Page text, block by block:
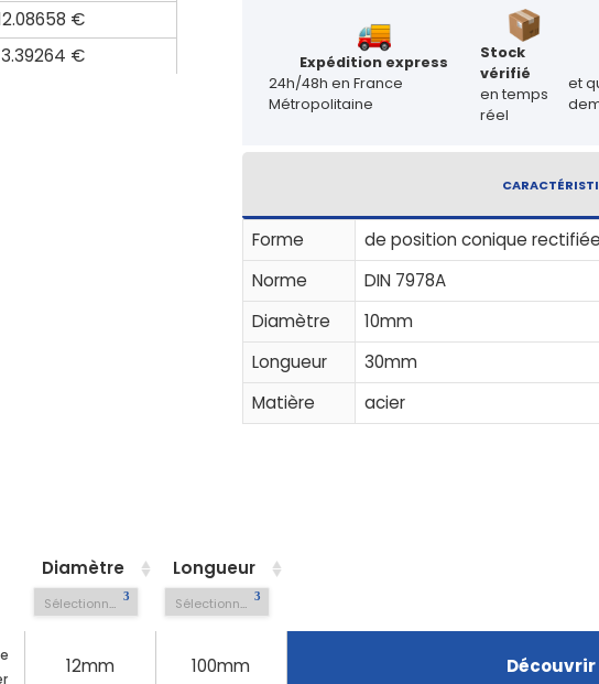
€
€
Expédition express
24h/48h en France
Métropolitaine
Stock
vérifié
en temps
réel
et
Forme
de position conique
Norme
DIN 7978A
Diamètre
10mm
Longueur
30mm
Matière
acier
Diamètre Longueur
Sélectionner une option Sélectionner une option
12mm 100mm